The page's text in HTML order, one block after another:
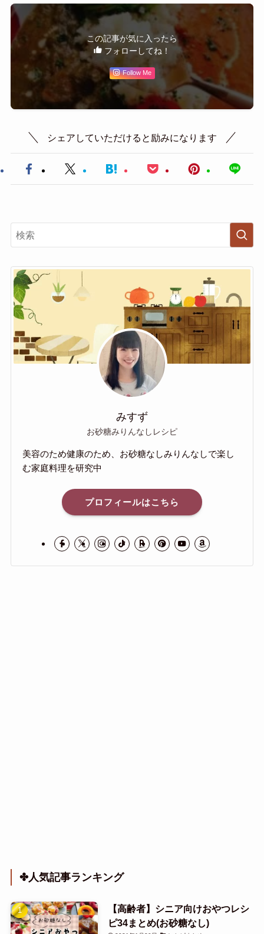
この記事が気に入ったら
フォローしてね！
Follow Me
シェアしていただけると励みになります
みすず
お砂糖みりんなしレシピ
美容のため健康のため、お砂糖なしみりんなしで楽し
む家庭料理を研究中
プロフィールはこちら
✤人気記事ランキング
【高齢者】シニア向けおやつレシ
ピ34まとめ(お砂糖なし)